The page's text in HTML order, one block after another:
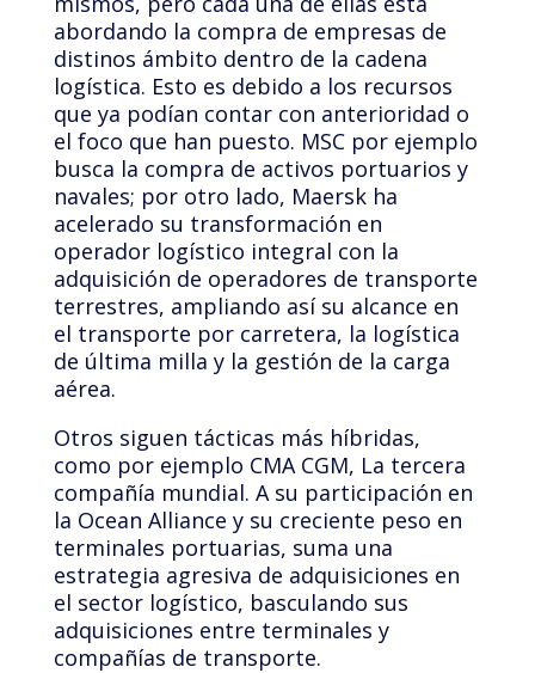
abordando la compra de empresas de
distinos ámbito dentro de la cadena
logística. Esto es debido a los recursos
que ya podían contar con anterioridad o
el foco que han puesto. MSC por ejemplo
busca la compra de activos portuarios y
navales; por otro lado, Maersk ha
acelerado su transformación en
operador logístico integral con la
adquisición de operadores de transporte
terrestres, ampliando así su alcance en
el transporte por carretera, la logística
de última milla y la gestión de la carga
aérea.
Otros siguen tácticas más híbridas,
como por ejemplo CMA CGM, La tercera
compañía mundial. A su participación en
la Ocean Alliance y su creciente peso en
terminales portuarias, suma una
estrategia agresiva de adquisiciones en
el sector logístico, basculando sus
adquisiciones entre terminales y
compañías de transporte.